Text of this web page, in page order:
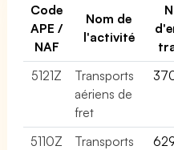
Code
APE /
NAF
Nom de
l'activité
5121Z
Transports
aériens de
fret
5110Z
Transports